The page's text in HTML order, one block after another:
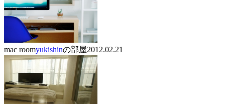
mac roomyukishinの部屋2012.02.21